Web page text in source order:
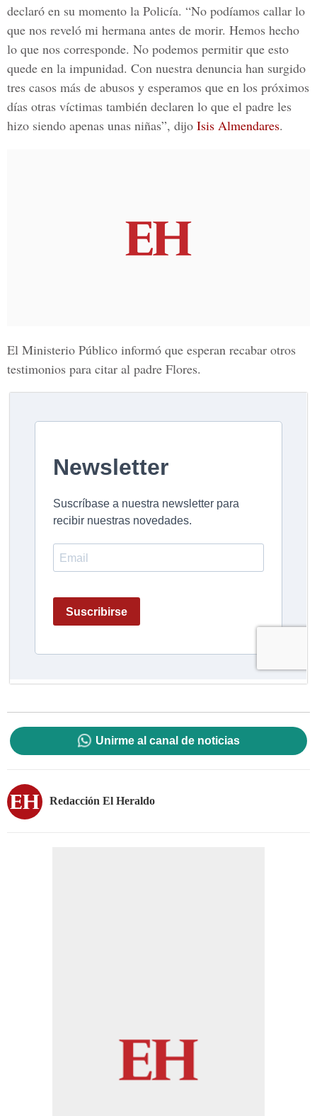
declaró en su momento la Policía. “No podíamos callar lo
que nos reveló mi hermana antes de morir. Hemos hecho
lo que nos corresponde. No podemos permitir que esto
quede en la impunidad. Con nuestra denuncia han surgido
tres casos más de abusos y esperamos que en los próximos
días otras víctimas también declaren lo que el padre les
hizo siendo apenas unas niñas”, dijo Isis Almendares.
El Ministerio Público informó que esperan recabar otros
testimonios para citar al padre Flores.
Unirme al canal de noticias
Redacción El Heraldo